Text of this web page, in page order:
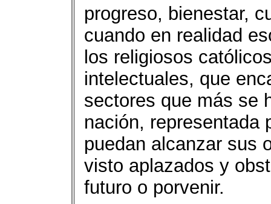
progreso, bienestar,
cuando en realidad
los religiosos
intelectuales, que
sectores que más se
nación, representada
puedan alcanzar sus
visto aplazados y
futuro o porvenir.